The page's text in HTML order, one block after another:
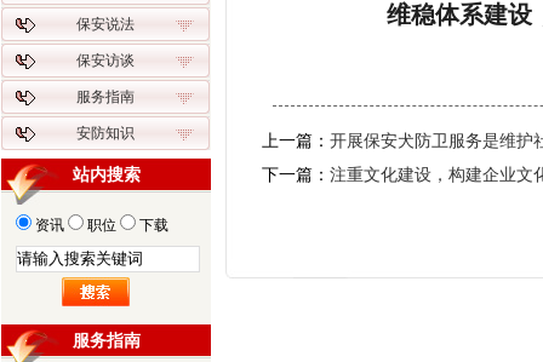
维稳体系建设
上一篇： 开展保安犬防卫服务是维护
下一篇： 注重文化建设，构建企业文
保安说法
保安访谈
服务指南
安防知识
站内搜索
资讯 职位 下载
服务指南